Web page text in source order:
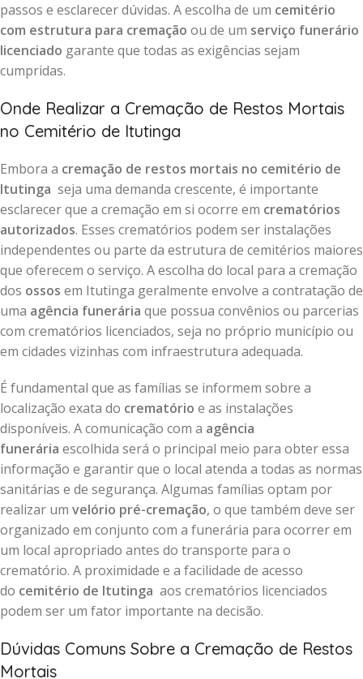
passos e esclarecer dúvidas. A escolha de um cemitério
com estrutura para cremação ou de um serviço funerário
licenciado garante que todas as exigências sejam
cumpridas.
Onde Realizar a Cremação de Restos Mortais
no Cemitério de Itutinga
Embora a cremação de restos mortais no cemitério de
Itutinga seja uma demanda crescente, é importante
esclarecer que a cremação em si ocorre em crematórios
autorizados. Esses crematórios podem ser instalações
independentes ou parte da estrutura de cemitérios maiores
que oferecem o serviço. A escolha do local para a cremação
dos ossos em Itutinga geralmente envolve a contratação de
uma agência funerária que possua convênios ou parcerias
com crematórios licenciados, seja no próprio município ou
em cidades vizinhas com infraestrutura adequada.
É fundamental que as famílias se informem sobre a
localização exata do crematório e as instalações
disponíveis. A comunicação com a agência
funerária escolhida será o principal meio para obter essa
informação e garantir que o local atenda a todas as normas
sanitárias e de segurança. Algumas famílias optam por
realizar um velório pré-cremação, o que também deve ser
organizado em conjunto com a funerária para ocorrer em
um local apropriado antes do transporte para o
crematório. A proximidade e a facilidade de acesso
do cemitério de Itutinga aos crematórios licenciados
podem ser um fator importante na decisão.
Dúvidas Comuns Sobre a Cremação de Restos
Mortais